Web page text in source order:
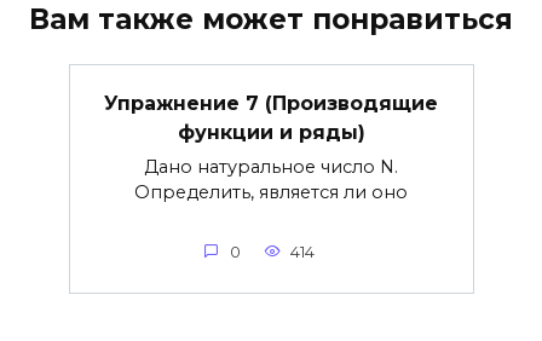
Вам также может понравиться
Упражнение 7 (Производящие
функции и ряды)
Дано натуральное число N.
Определить, является ли оно
0 414